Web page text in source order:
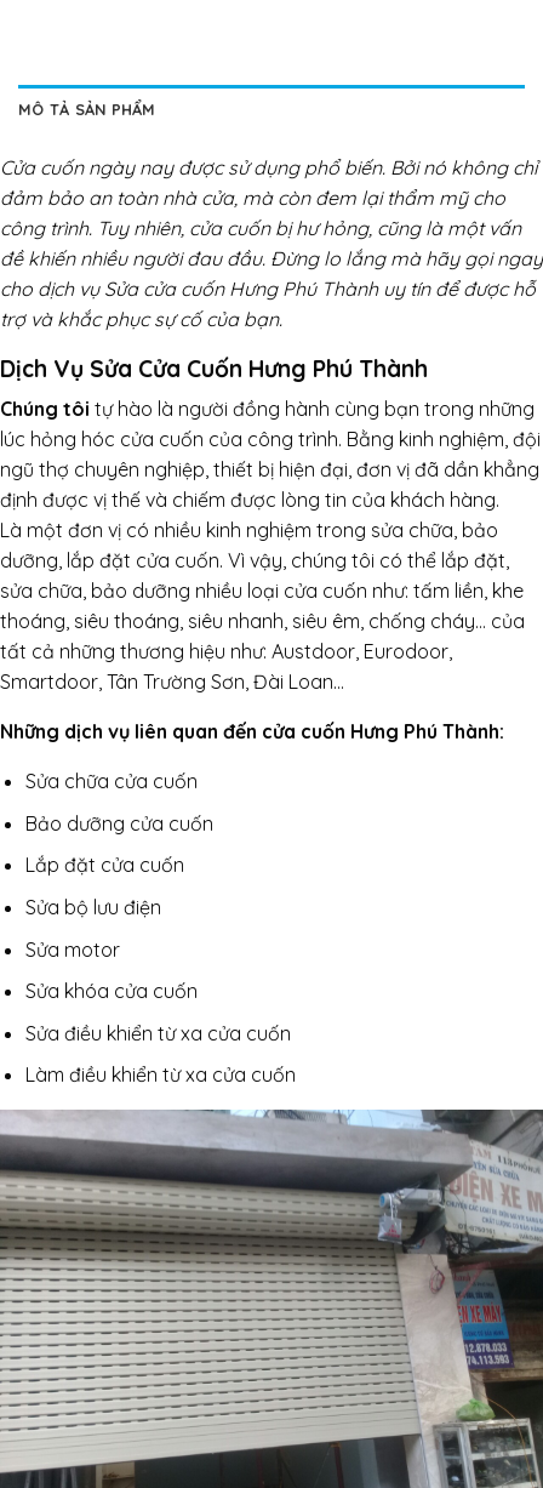
MÔ TẢ SẢN PHẨM
Cửa cuốn ngày nay được sử dụng phổ biến. Bởi nó không chỉ
đảm bảo an toàn nhà cửa, mà còn đem lại thẩm mỹ cho
công trình. Tuy nhiên, cửa cuốn bị hư hỏng, cũng là một vấn
đề khiến nhiều người đau đầu. Đừng lo lắng mà hãy gọi ngay
cho dịch vụ Sửa cửa cuốn Hưng Phú Thành uy tín để được hỗ
trợ và khắc phục sự cố của bạn.
Dịch Vụ Sửa Cửa Cuốn Hưng Phú Thành
Chúng tôi tự hào là người đồng hành cùng bạn trong những
lúc hỏng hóc cửa cuốn của công trình. Bằng kinh nghiệm, đội
ngũ thợ chuyên nghiệp, thiết bị hiện đại, đơn vị đã dần khẳng
định được vị thế và chiếm được lòng tin của khách hàng.
Là một đơn vị có nhiều kinh nghiệm trong sửa chữa, bảo
dưỡng, lắp đặt cửa cuốn. Vì vậy, chúng tôi có thể lắp đặt,
sửa chữa, bảo dưỡng nhiều loại cửa cuốn như: tấm liền, khe
thoáng, siêu thoáng, siêu nhanh, siêu êm, chống cháy… của
tất cả những thương hiệu như: Austdoor, Eurodoor,
Smartdoor, Tân Trường Sơn, Đài Loan…
Những dịch vụ liên quan đến cửa cuốn Hưng Phú Thành:
Sửa chữa cửa cuốn
Bảo dưỡng cửa cuốn
Lắp đặt cửa cuốn
Sửa bộ lưu điện
Sửa motor
Sửa khóa cửa cuốn
Sửa điều khiển từ xa cửa cuốn
Làm điều khiển từ xa cửa cuốn